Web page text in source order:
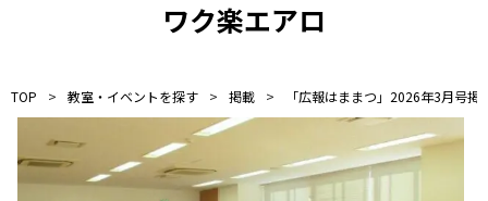
ワク楽エアロ
TOP 教室・イベントを探す 掲載 「広報はままつ」2026年3月号掲